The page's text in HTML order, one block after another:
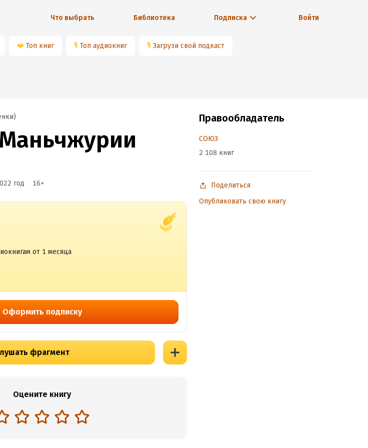
Что выбрать Библиотека Подписка Войти
❤️ Топ книг 🎙 Топ аудиокниг 🎙 Загрузи свой подкаст
)
год 16+
от 1 месяца
Оформить подписку
фрагмент
Оцените книгу
Правообладатель
СОЮЗ
2 108 книг
Поделиться
Опубликовать свою книгу